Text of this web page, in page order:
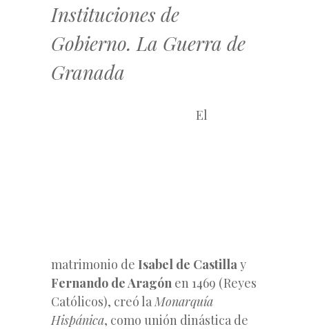
Instituciones de
Gobierno. La Guerra de
Granada
El
matrimonio de Isabel de Castillay
Fernando de Aragón en 1469 (Reyes
Católicos), creó laMonarquía
Hispánica, como unión dinástica de